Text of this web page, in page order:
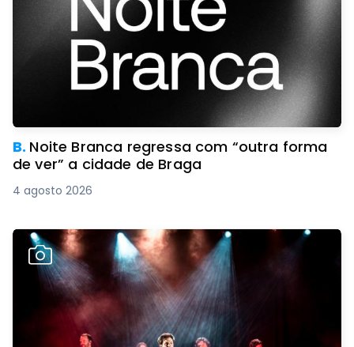
B. Noite Branca regressa com “outra forma
de ver” a cidade de Braga
4 agosto 2026